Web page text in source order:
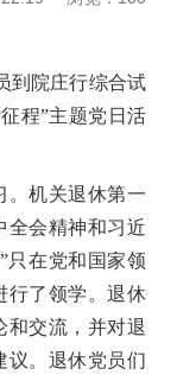
到院庄行综合试
程”主题党日活
。机关退休第一
全会精神和习近
只在党和国家领
行了领学。退休
和交流，并对退
议。退休党员们